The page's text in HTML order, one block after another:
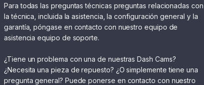
Para todas las preguntas técnicas preguntas relacionadas con
la técnica, incluida la asistencia, la configuración general y la
garantía, póngase en contacto con nuestro equipo de
asistencia equipo de soporte.
¿Tiene un problema con una de nuestras Dash Cams?
¿Necesita una pieza de repuesto? ¿O simplemente tiene una
pregunta general? Puede ponerse en contacto con nuestro